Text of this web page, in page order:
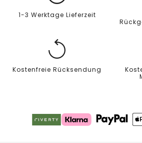
1-3 Werktage Lieferzeit
Kostenfreie Rücksendung